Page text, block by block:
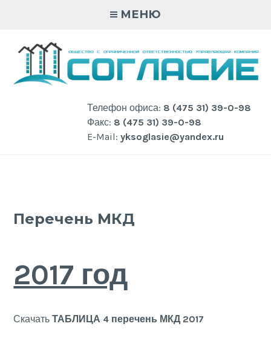
МЕНЮ
Телефон офиса: 8 (475 31) 39-0-98
Факс: 8 (475 31) 39-0-98
E-Mail: yksoglasie@yandex.ru
Перечень МКД
2017 год
СкачатьТАБЛИЦА 4 перечень МКД 2017